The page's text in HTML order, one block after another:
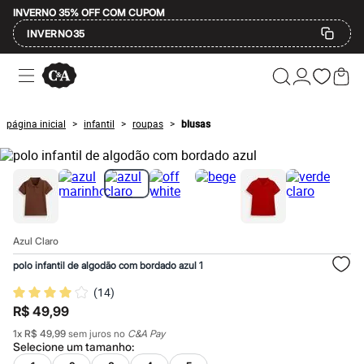
INVERNO 35% OFF COM CUPOM
INVERNO35
Ofertas
Compre por Departamento
Masculino
Infantil
Calçados
Mindse7
Plus Size
Até 20% off
Até 40% off
Até 60% off
A partir de 60% off
Feminino
Em alta
Alfaiataria
Novidades
Roupas
Blusas e Camisetas
Básicos
página inicial > infantil > roupas > blusas
Azul Claro
polo infantil de algodão com bordado azul 1
(14)
R$ 49,99
1x R$ 49,99 sem juros no C&A Pay
Selecione umtamanho: